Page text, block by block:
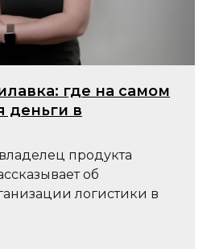
где на самом
деньги в
продукта
об
логистики в